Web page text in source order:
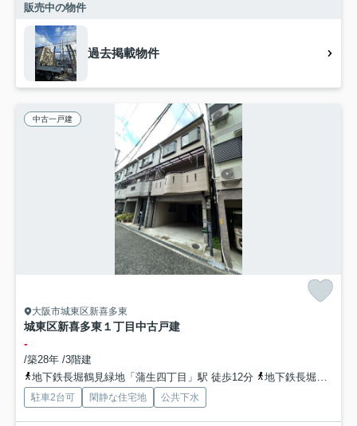
販売中の物件
過去掲載物件
中古一戸建
大阪市城東区新喜多東
城東区新喜多東１丁目中古戸建
-
/築28年 /3階建
地下鉄長堀鶴見緑地「蒲生四丁目」駅 徒歩12分
地下鉄長堀鶴見緑地「今福鶴見」駅 徒歩21分
駐車2台可 閑静な住宅地 公共下水